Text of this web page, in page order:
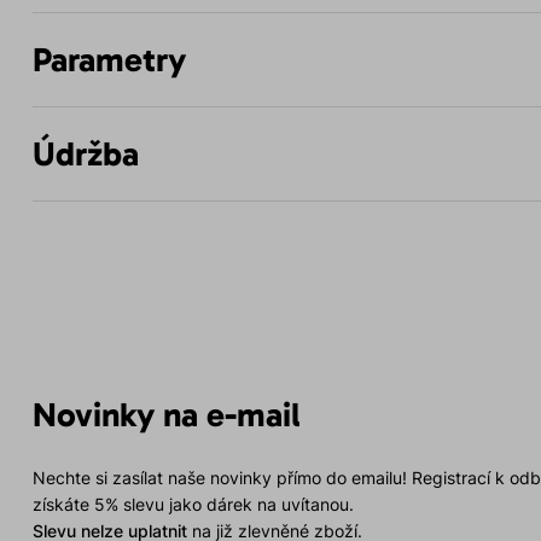
Parametry
Údržba
Novinky na e-mail
Nechte si zasílat naše novinky přímo do emailu! Registrací k
získáte 5% slevu jako dárek na uvítanou.
Slevu nelze uplatnitna již zlevněné zboží.